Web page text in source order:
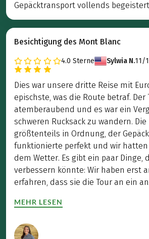
Gepäcktransport vollends
Besichtigung des Mont Blanc
4.0 Sterne Sylwia N.11/
Dies war unsere dritte Reise mit
epischste, was die Route betraf. Der
atemberaubend und es war ein
schweren Rucksack zu wandern.
größtenteils in Ordnung, der
funktionierte perfekt und wir hatten
dem Wetter. Es gibt ein paar Dinge,
verbessern könnte: Wir haben erst
erfahren, dass sie die Tour an ein
MEHR LESEN